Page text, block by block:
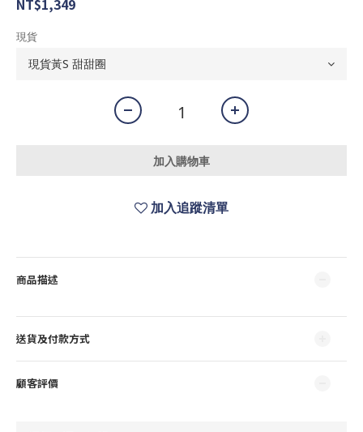
現貨
加入購物車
加入追蹤清單
商品描述
送貨及付款方式
顧客評價